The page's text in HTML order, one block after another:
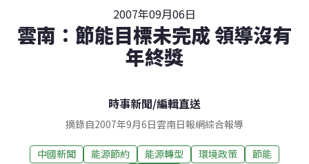
2007年09月06日
雲南：節能目標未完成 領導沒有
年終獎
時事新聞/編輯直送
摘錄自2007年9月6日雲南日報網綜合報導
中國新聞 能源節約 能源轉型 環境政策
節能